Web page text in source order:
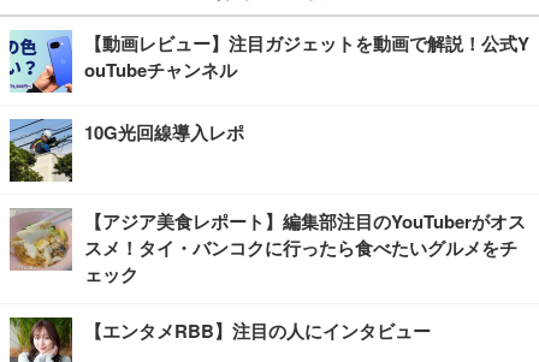
【動画レビュー】注目ガジェットを動画で解説！公式Y
ouTubeチャンネル
10G光回線導入レポ
【アジア美食レポート】編集部注目のYouTuberがオス
スメ！タイ・バンコクに行ったら食べたいグルメをチ
ェック
【エンタメRBB】注目の人にインタビュー